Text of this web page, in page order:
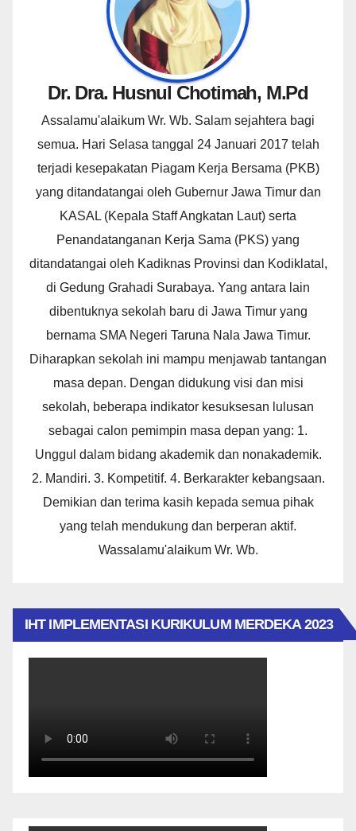
Dr. Dra. Husnul Chotimah, M.Pd
Assalamu'alaikum Wr. Wb. Salam sejahtera bagi
semua. Hari Selasa tanggal 24 Januari 2017 telah
terjadi kesepakatan Piagam Kerja Bersama (PKB)
yang ditandatangai oleh Gubernur Jawa Timur dan
KASAL (Kepala Staff Angkatan Laut) serta
Penandatanganan Kerja Sama (PKS) yang
ditandatangai oleh Kadiknas Provinsi dan Kodiklatal,
di Gedung Grahadi Surabaya. Yang antara lain
dibentuknya sekolah baru di Jawa Timur yang
bernama SMA Negeri Taruna Nala Jawa Timur.
Diharapkan sekolah ini mampu menjawab tantangan
masa depan. Dengan didukung visi dan misi
sekolah, beberapa indikator kesuksesan lulusan
sebagai calon pemimpin masa depan yang: 1.
Unggul dalam bidang akademik dan nonakademik.
2. Mandiri. 3. Kompetitif. 4. Berkarakter kebangsaan.
Demikian dan terima kasih kepada semua pihak
yang telah mendukung dan berperan aktif.
Wassalamu'alaikum Wr. Wb.
IHT IMPLEMENTASI KURIKULUM MERDEKA 2023